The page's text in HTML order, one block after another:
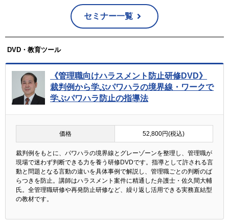
セミナー一覧
DVD・教育ツール
《管理職向けハラスメント防止研修DVD》
裁判例から学ぶパワハラの境界線・ワークで
学ぶパワハラ防止の指導法
価格 52,800円(税込)
裁判例をもとに、パワハラの境界線とグレーゾーンを整理し、管理職が
現場で迷わず判断できる力を養う研修DVDです。指導として許される言
動と問題となる言動の違いを具体事例で解説し、管理職ごとの判断のば
らつきを防止。講師はハラスメント案件に精通した弁護士・佐久間大輔
氏。全管理職研修や再発防止研修など、繰り返し活用できる実務直結型
の教材です。